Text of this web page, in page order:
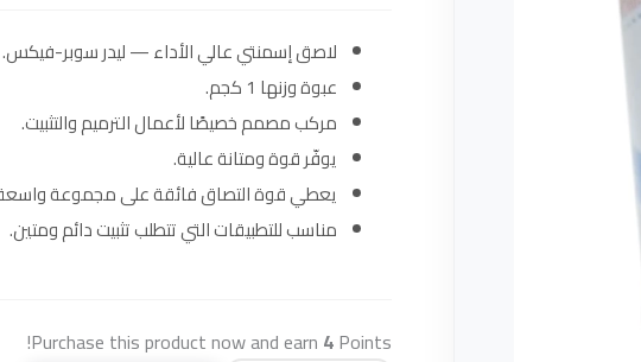
لاصق إسمنتي عالي الأداء — ليدر سوبر-فيكس.
عبوة وزنها 1 كجم.
مركب مصمم خصيصًا لأعمال الترميم والتثبيت.
يوفّر قوة ومتانة عالية.
يعطي قوة التصاق فائقة على مجموعة
مناسب للتطبيقات التي تتطلب تثبيت دائم ومتين.
Purchase this product now and earn 4Points!